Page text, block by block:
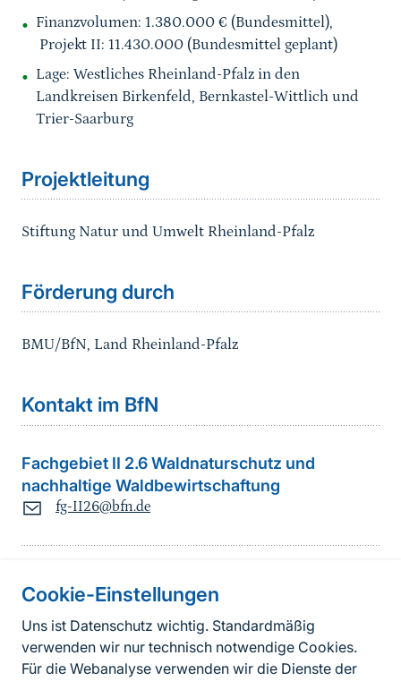
Cookie-Einstellungen
Uns ist Datenschutz wichtig. Standardmäßig
verwenden wir nur technisch notwendige Cookies.
Für die Webanalyse verwenden wir die Dienste der
Finanzvolumen: 1.380.000 € (Bundesmittel),
Projekt II: 11.430.000 (Bundesmittel geplant)
Lage: Westliches Rheinland-Pfalz in den
Landkreisen Birkenfeld, Bernkastel-Wittlich und
Trier-Saarburg
Sprungmarke
Projektleitung
Stiftung Natur und Umwelt Rheinland-Pfalz
Förderung durch
BMU/BfN, Land Rheinland-Pfalz
Kontakt im BfN
Fachgebiet II 2.6 Waldnaturschutz und
nachhaltige Waldbewirtschaftung
fg-II26@bfn.de
Informationen zur Seite
FußzeileKontakt zum BfN